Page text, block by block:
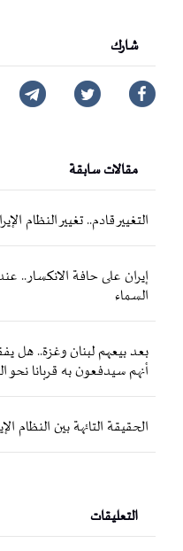
شارك
مقالات سابقة
التغيير قادم.. تغيير النظام
إيران على حافة الانكسار..
السماء
بعد بيعهم لبنان وغزة.. هل
أنهم سيدفعون به قربانا نحو
الحقيقة التائهة بين النظام
التعليقات